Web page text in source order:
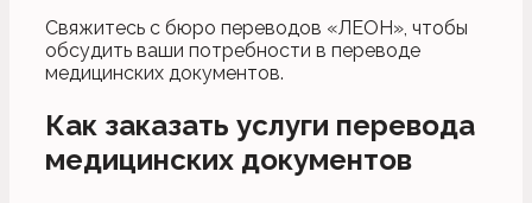
Свяжитесь с бюро переводов «ЛЕОН», чтобы
обсудить ваши потребности в переводе
медицинских документов.
Как заказать услуги перевода
медицинских документов